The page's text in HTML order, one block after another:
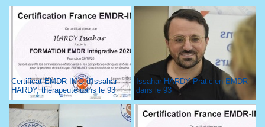
Certificat EMDR IMO d'Issahar
HARDY, thérapeute dans le 93
Issahar HARDY Praticien EMDR
dans le 93